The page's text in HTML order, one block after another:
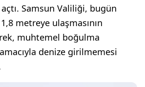
Samsun Valiliği, bugün
metreye ulaşmasının
muhtemel boğulma
denize girilmemesi